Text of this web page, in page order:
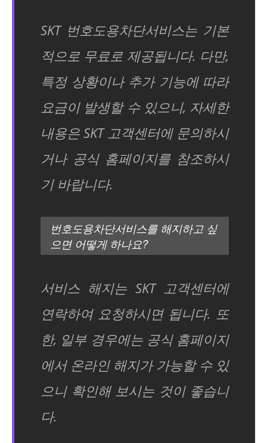
SKT 번호도용차단서비스는 기본
적으로 무료로 제공됩니다. 다만,
특정 상황이나 추가 기능에 따라
요금이 발생할 수 있으니, 자세한
내용은 SKT 고객센터에 문의하시
거나 공식 홈페이지를 참조하시
기 바랍니다.
번호도용차단서비스를 해지하고 싶
으면 어떻게 하나요?
서비스 해지는 SKT 고객센터에
연락하여 요청하시면 됩니다. 또
한, 일부 경우에는 공식 홈페이지
에서 온라인 해지가 가능할 수 있
으니 확인해 보시는 것이 좋습니
다.